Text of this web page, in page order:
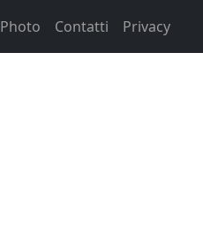
Photo Contatti Privacy